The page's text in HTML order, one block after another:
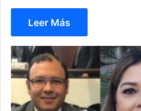
Leer Más